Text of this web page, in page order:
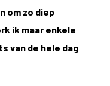
om zo diep
ik maar enkele
van de hele dag